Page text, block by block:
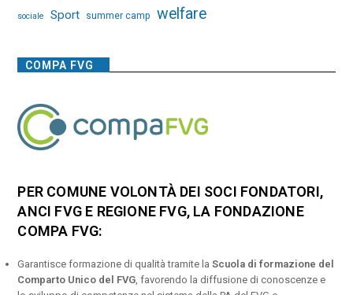
sociale Sport summer camp welfare
COMPA FVG
PER COMUNE VOLONTÀ DEI SOCI FONDATORI,
ANCI FVG E REGIONE FVG, LA FONDAZIONE
COMPA FVG:
Garantisce formazione di qualità tramite laScuola di formazione del
Comparto Unico del FVG , favorendo la diffusione di conoscenze e